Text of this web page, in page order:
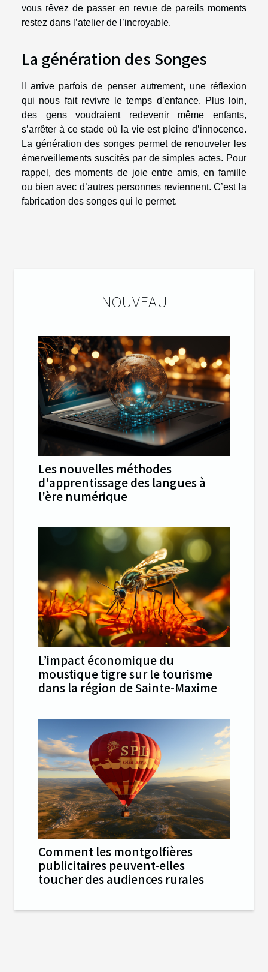
vous rêvez de passer en revue de pareils moments
restez dans l’atelier de l’incroyable.
La génération des Songes
Il arrive parfois de penser autrement, une réflexion
qui nous fait revivre le temps d’enfance. Plus loin,
des gens voudraient redevenir même enfants,
s’arrêter à ce stade où la vie est pleine d’innocence.
La génération des songes permet de renouveler les
émerveillements suscités par de simples actes. Pour
rappel, des moments de joie entre amis, en famille
ou bien avec d’autres personnes reviennent. C’est la
fabrication des songes qui le permet.
NOUVEAU
Les nouvelles méthodes
d'apprentissage des langues à
l'ère numérique
L’impact économique du
moustique tigre sur le tourisme
dans la région de Sainte-Maxime
Comment les montgolfières
publicitaires peuvent-elles
toucher des audiences rurales